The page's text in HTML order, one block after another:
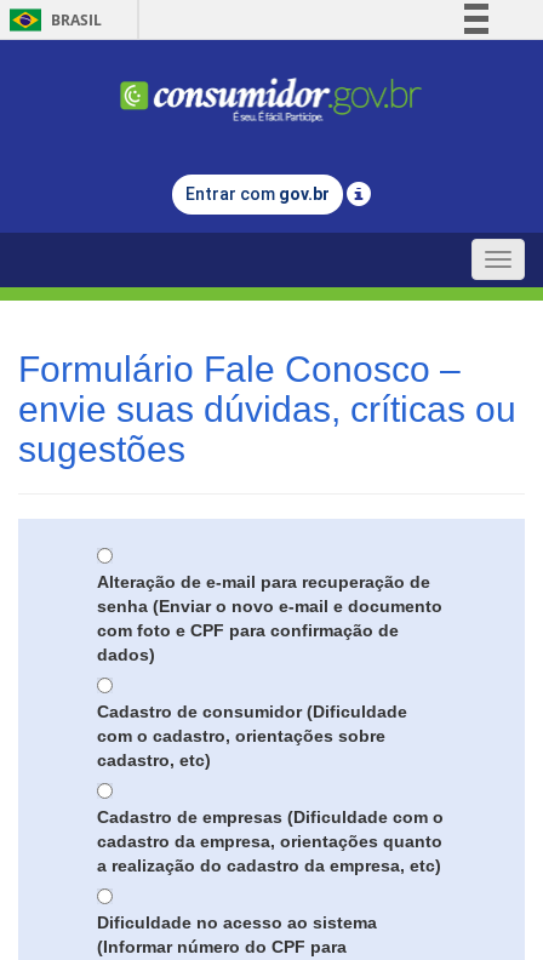
BRASIL
Comunica BR
Legislação
Entrar com gov.br
Toggle
Formulário Fale Conosco –
envie suas dúvidas, críticas ou
sugestões
Alteração de e-mail para recuperação de
senha (Enviar o novo e-mail e documento
com foto e CPF para confirmação de
dados)
Cadastro de consumidor (Dificuldade
com o cadastro, orientações sobre
cadastro, etc)
Cadastro de empresas (Dificuldade com o
cadastro da empresa, orientações quanto
a realização do cadastro da empresa, etc)
Dificuldade no acesso ao sistema
(Informar número do CPF para